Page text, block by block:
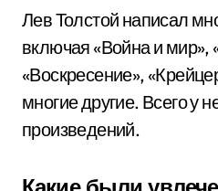
Лев Толстой написал
включая «Война и мир»,
«Воскресение»,
многие другие. Всего у
произведений.